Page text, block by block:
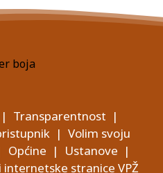
| Transparentnost |
| Volim svoju
Općine | Ustanove |
stranice VPŽ